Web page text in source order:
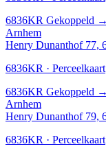
6836KR Gekoppeld →
Arnhem
Henry Dunanthof 77,
6836KR · Perceelkaart
6836KR Gekoppeld →
Arnhem
Henry Dunanthof 79,
6836KR · Perceelkaart